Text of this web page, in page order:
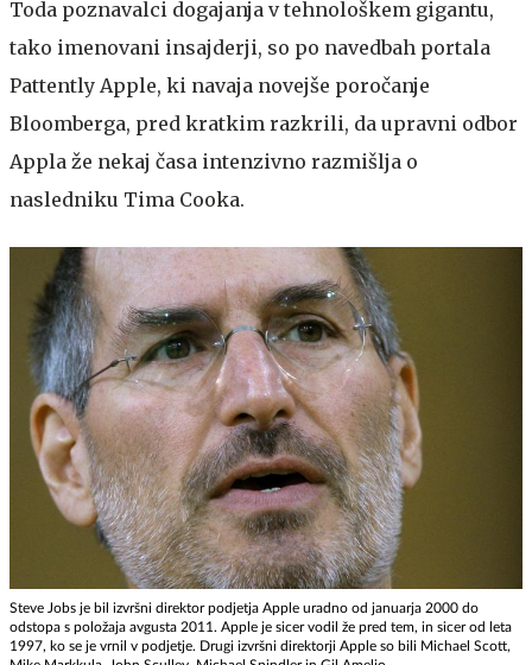
Toda poznavalci dogajanja v tehnološkem gigantu,
tako imenovani insajderji, so po navedbah portala
Pattently Apple, ki navaja novejše poročanje
Bloomberga, pred kratkim razkrili, da upravni odbor
Appla že nekaj časa intenzivno razmišlja o
nasledniku Tima Cooka.
Steve Jobs je bil izvršni direktor podjetja Apple uradno od januarja 2000 do
odstopa s položaja avgusta 2011. Apple je sicer vodil že pred tem, in sicer od leta
1997, ko se je vrnil v podjetje. Drugi izvršni direktorji Apple so bili Michael Scott,